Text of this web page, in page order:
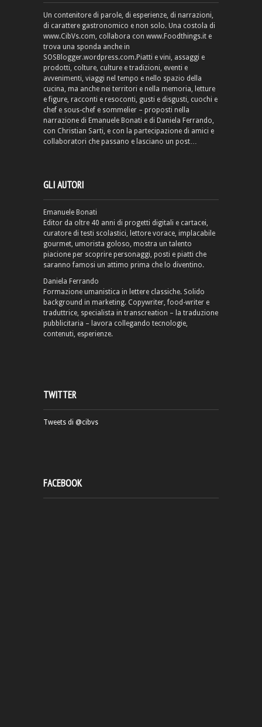
Un contenitore di parole, di esperienze, di narrazioni,
di carattere gastronomico e non solo. Una costola di
www.CibVs.com, collabora con www.Foodthings.it e
trova una sponda anche in
SOSBlogger.wordpress.com.Piatti e vini, assaggi e
prodotti, colture, culture e tradizioni, eventi e
avvenimenti, viaggi nel tempo e nello spazio della
cucina, ma anche nei territori e nella memoria, letture
e figure, racconti e resoconti, gusti e disgusti, cuochi e
chef e sous-chef e sommelier – proposti nella
narrazione di Emanuele Bonati e di Daniela Ferrando,
con Christian Sarti, e con la partecipazione di amici e
collaboratori che passano e lasciano un post…
GLI AUTORI
Emanuele Bonati
Editor da oltre 40 anni di progetti digitali e cartacei,
curatore di testi scolastici, lettore vorace, implacabile
gourmet, umorista goloso, mostra un talento
piacione per scoprire personaggi, posti e piatti che
saranno famosi un attimo prima che lo diventino.
Daniela Ferrando
Formazione umanistica in lettere classiche. Solido
background in marketing. Copywriter, food-writer e
traduttrice, specialista in transcreation – la traduzione
pubblicitaria – lavora collegando tecnologie,
contenuti, esperienze.
TWITTER
Tweets di @cibvs
FACEBOOK